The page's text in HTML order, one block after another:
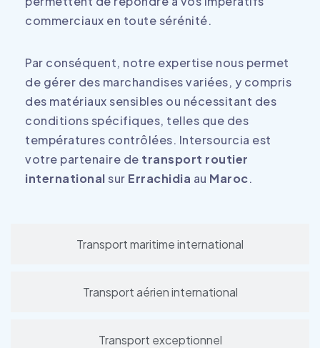
Transport maritime international
Transport aérien international
Transport exceptionnel
commerciaux en toute sérénité.
Par conséquent, notre expertise nous permet
de gérer des marchandises variées, y compris
des matériaux sensibles ou nécessitant des
conditions spécifiques, telles que des
températures contrôlées. Intersourcia est
votre partenaire de transport routier
internationalsur Errachidia au Maroc.